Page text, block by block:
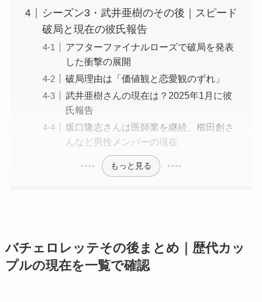
シーズン3・武井亜樹のその後｜スピード
破局と現在の彼氏報告
アフターファイナルローズで破局を発表
した衝撃の展開
破局理由は「価値観と恋愛観のずれ」
武井亜樹さんの現在は？2025年1月に彼
氏報告
坂口隆志さんは医師業を継続、櫛田創さ
んなど男性メンバーの現在
もっと見る
バチェロレッテその後まとめ｜歴代カッ
プルの現在を一覧で確認